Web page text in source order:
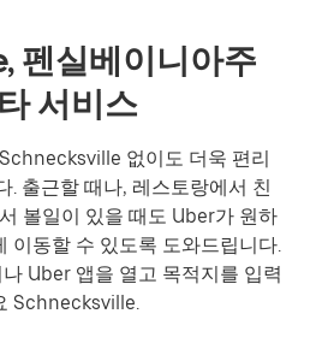
펜실베이니아주
서비스
없이도 더욱 편리
. 출근할 때나, 레스토랑에서 친
볼일이 있을 때도 Uber가 원하
이동할 수 있도록 도와드립니다.
Uber 앱을 열고 목적지를 입력
Schnecksville.